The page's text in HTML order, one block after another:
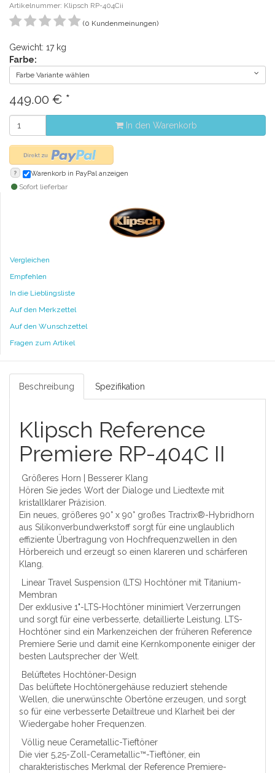
Artikelnummer: Klipsch RP-404Cii
(0 Kundenmeinungen)
Gewicht: 17 kg
Farbe:
Farbe Variante wählen
449.00 € *
In den Warenkorb
? Warenkorb in PayPal anzeigen
Sofort lieferbar
Vergleichen
Empfehlen
In die Lieblingsliste
Auf den Merkzettel
Auf den Wunschzettel
Fragen zum Artikel
Beschreibung Spezifikation
Klipsch Reference
Premiere RP-404C II
Größeres Horn | Besserer Klang
Hören Sie jedes Wort der Dialoge und Liedtexte mit
kristallklarer Präzision.
Ein neues, größeres 90° x 90° großes Tractrix®-Hybridhorn
aus Silikonverbundwerkstoff sorgt für eine unglaublich
effiziente Übertragung von Hochfrequenzwellen in den
Hörbereich und erzeugt so einen klareren und schärferen
Klang.
Linear Travel Suspension (LTS) Hochtöner mit Titanium-
Membran
Der exklusive 1"-LTS-Hochtöner minimiert Verzerrungen
und sorgt für eine verbesserte, detaillierte Leistung. LTS-
Hochtöner sind ein Markenzeichen der früheren Reference
Premiere Serie und damit eine Kernkomponente einiger der
besten Lautsprecher der Welt.
Belüftetes Hochtöner-Design
Das belüftete Hochtönergehäuse reduziert stehende
Wellen, die unerwünschte Obertöne erzeugen, und sorgt
so für eine verbesserte Detailtreue und Klarheit bei der
Wiedergabe hoher Frequenzen.
Völlig neue Cerametallic-Tieftöner
Die vier 5,25-Zoll-Cerametallic™-Tieftöner, ein
charakteristisches Merkmal der Reference Premiere-